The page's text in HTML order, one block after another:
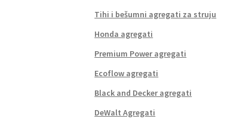
Tihi i bešumni agregati za struju
Honda agregati
Premium Power agregati
Ecoflow agregati
Black and Decker agregati
DeWalt Agregati